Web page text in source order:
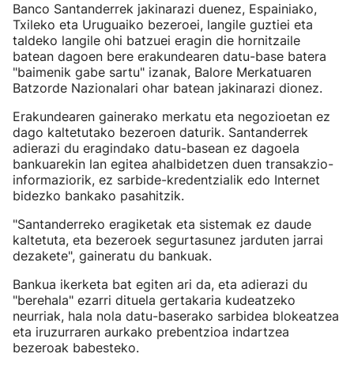
Banco Santanderrek jakinarazi duenez, Espainiako,
Txileko eta Uruguaiko bezeroei, langile guztiei eta
taldeko langile ohi batzuei eragin die hornitzaile
batean dagoen bere erakundearen datu-base batera
"baimenik gabe sartu" izanak, Balore Merkatuaren
Batzorde Nazionalari ohar batean jakinarazi dionez.
Erakundearen gainerako merkatu eta negozioetan ez
dago kaltetutako bezeroen daturik. Santanderrek
adierazi du eragindako datu-basean ez dagoela
bankuarekin lan egitea ahalbidetzen duen transakzio-
informaziorik, ez sarbide-kredentzialik edo Internet
bidezko bankako pasahitzik.
"Santanderreko eragiketak eta sistemak ez daude
kaltetuta, eta bezeroek segurtasunez jarduten jarrai
dezakete", gaineratu du bankuak.
Bankua ikerketa bat egiten ari da, eta adierazi du
"berehala" ezarri dituela gertakaria kudeatzeko
neurriak, hala nola datu-baserako sarbidea blokeatzea
eta iruzurraren aurkako prebentzioa indartzea
bezeroak babesteko.